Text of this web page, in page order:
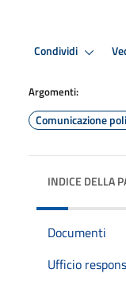
Condividi
Argomenti:
Comunicazione
INDICE DELLA
Documenti
Ufficio